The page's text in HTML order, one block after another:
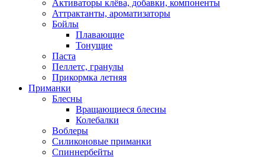
Активаторы клёва, добавки, компоненты
Аттрактанты, ароматизаторы
Бойлы
Плавающие
Тонущие
Паста
Пеллетс, гранулы
Прикормка летняя
Приманки
Блесны
Вращающиеся блесны
Колебалки
Воблеры
Силиконовые приманки
Спиннербейты